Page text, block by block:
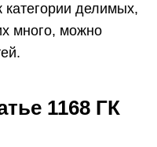
категории делимых,
много, можно
1168 ГК